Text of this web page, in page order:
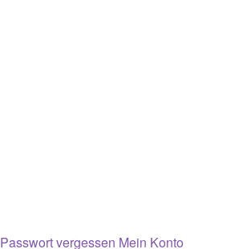
Passwort vergessen Mein Konto